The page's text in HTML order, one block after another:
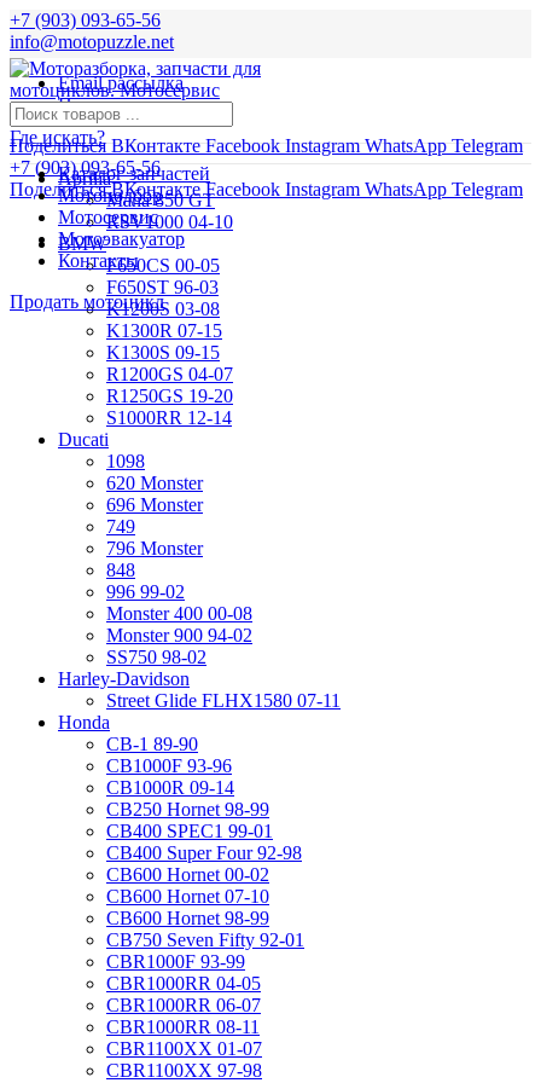
+7 (903) 093-65-56
info@motopuzzle.net
Email рассылка
Новости
Поделиться ВКонтакте Facebook Instagram WhatsApp Telegram
+7 (903) 093-65-56
Поделиться ВКонтакте Facebook Instagram WhatsApp Telegram
Где искать?
Aprilia
Mana 850 GT
RSV1000 04-10
BMW
F650CS 00-05
F650ST 96-03
K1200S 03-08
K1300R 07-15
K1300S 09-15
R1200GS 04-07
R1250GS 19-20
S1000RR 12-14
Ducati
1098
620 Monster
696 Monster
749
796 Monster
848
996 99-02
Monster 400 00-08
Monster 900 94-02
SS750 98-02
Harley-Davidson
Street Glide FLHX1580 07-11
Honda
CB-1 89-90
CB1000F 93-96
CB1000R 09-14
CB250 Hornet 98-99
CB400 SPEC1 99-01
CB400 Super Four 92-98
CB600 Hornet 00-02
CB600 Hornet 07-10
CB600 Hornet 98-99
CB750 Seven Fifty 92-01
CBR1000F 93-99
CBR1000RR 04-05
CBR1000RR 06-07
CBR1000RR 08-11
CBR1100XX 01-07
CBR1100XX 97-98
Каталог запчастей
Мотоподбор
Мотосервис
Мотоэвакуатор
Контакты
Продать мотоцикл